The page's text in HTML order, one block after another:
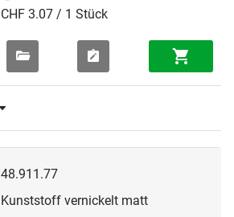
CHF 3.07 / 1 Stück
48.911.77
Kunststoff vernickelt matt